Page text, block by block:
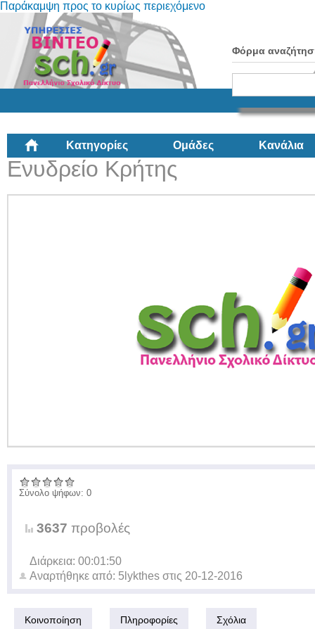
Παράκαμψη προς το κυρίως περιεχόμενο
Φόρμα
Κατηγορίες Ομάδες Κανάλια
Ενυδρείο Κρήτης
Σύνολο ψήφων: 0
3637 προβολές
Διάρκεια: 00:01:50
Αναρτήθηκε από: 5lykthes στις 20-12-2016
Κοινοποίηση Πληροφορίες Σχόλια